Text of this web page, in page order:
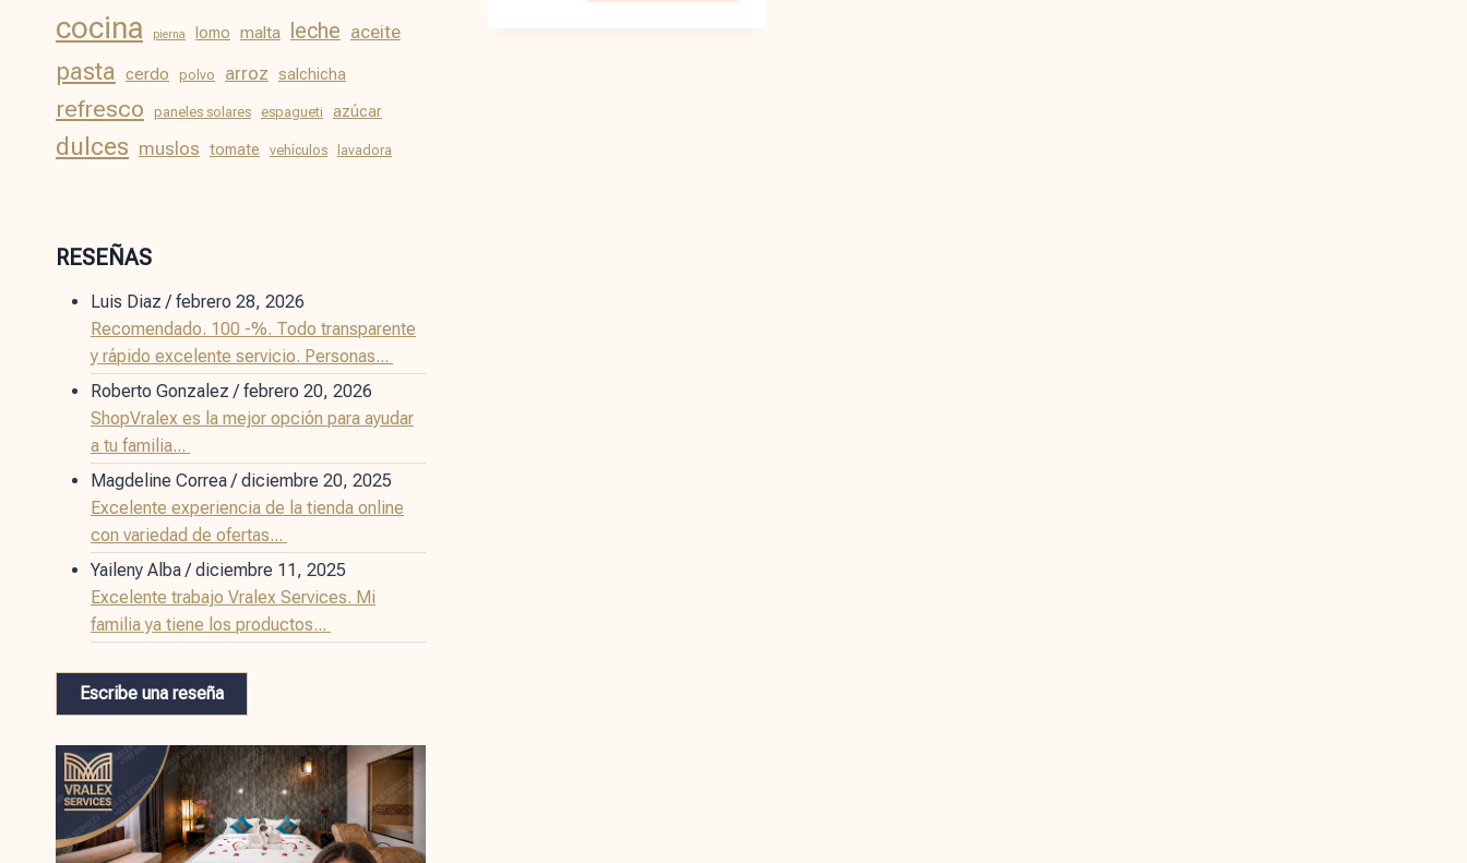
cocina pierna lomo malta leche aceite
pasta cerdo polvo arroz salchicha
refresco paneles solares espagueti azúcar
dulces muslos tomate vehículos lavadora
RESEÑAS
Luis Diaz /febrero 28, 2026
Recomendado. 100 -%. Todo transparente
y rápido excelente servicio. Personas...
Roberto Gonzalez /febrero 20, 2026
ShopVralex es la mejor opción para ayudar
a tu familia...
Magdeline Correa /diciembre 20, 2025
Excelente experiencia de la tienda online
con variedad de ofertas...
Yaileny Alba /diciembre 11, 2025
Excelente trabajo Vralex Services. Mi
familia ya tiene los productos...
Escribe una reseña